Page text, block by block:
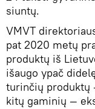
siuntų.
VMVT
pat 2020 metų
produktų iš
išaugo ypač
turinčių produktų
kitų gaminių —